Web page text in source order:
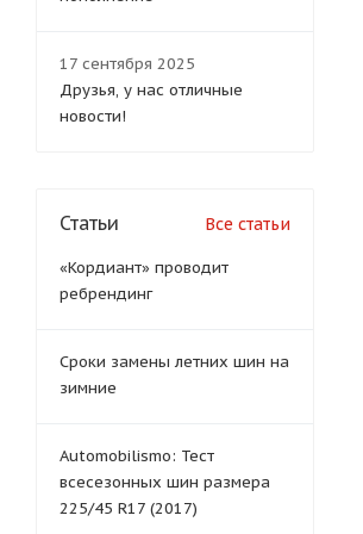
17 сентября 2025
Друзья, у нас отличные
новости!
Статьи Все статьи
«Кордиант» проводит
ребрендинг
Сроки замены летних шин на
зимние
Automobilismo: Тест
всесезонных шин размера
225/45 R17 (2017)